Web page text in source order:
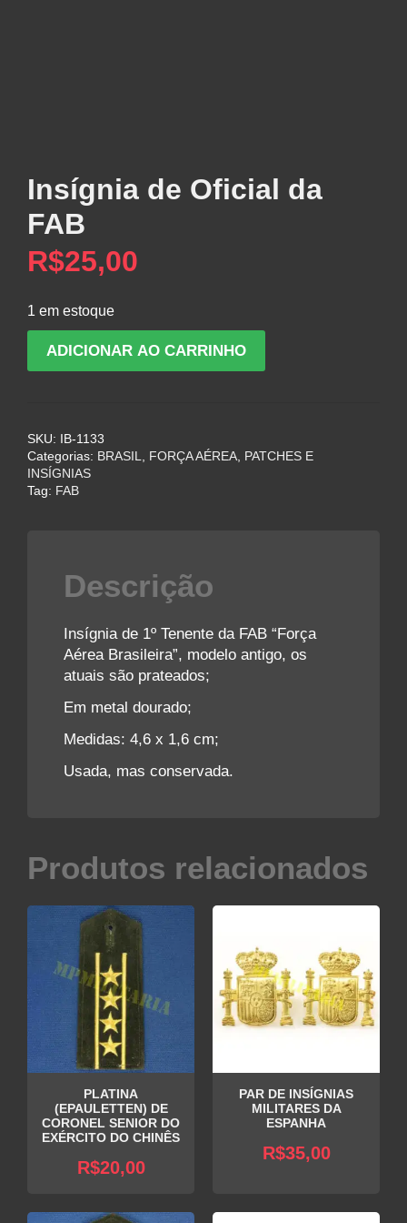
Insígnia de Oficial da
FAB
R$25,00
1 em estoque
quantidade
ADICIONAR AO CARRINHO
SKU:
IB-1133
Categorias: BRASIL FORÇA AÉREA
PATCHES E
INSÍGNIAS
Tag: FAB
Descrição
Insígnia de 1º Tenente da FAB “Força
Aérea Brasileira”, modelo antigo, os
atuais são prateados;
Em metal dourado;
Medidas: 4,6 x 1,6 cm;
Usada, mas conservada.
Produtos relacionados
PLATINA
(EPAULETTEN) DE
CORONEL SENIOR DO
EXÉRCITO DO CHINÊS
R$20,00
PAR DE INSÍGNIAS
MILITARES DA
ESPANHA
R$35,00